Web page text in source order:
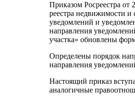
Приказом Росреестра
реестра недвижимости и
уведомлений и
направления
участка» обновлены
Определены порядок
направления
Настоящий приказ
аналогичные